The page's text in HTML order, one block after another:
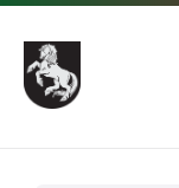
Pāriet
saturu
Skip
main
navigation
Skip
footer